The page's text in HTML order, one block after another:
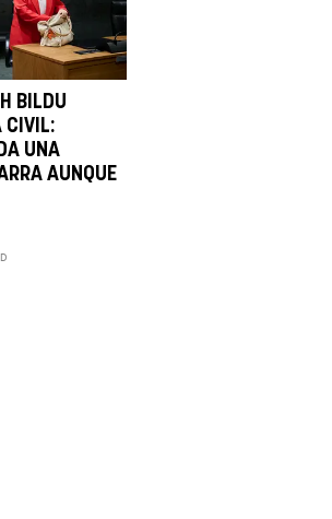
BILDU
CIVIL:
UNA
AUNQUE